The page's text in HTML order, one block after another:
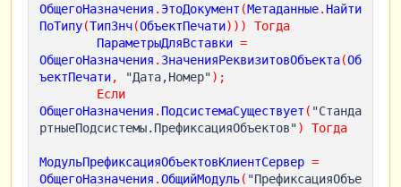
ОбщегоНазначения . ЭтоДокумент (Метаданные. Найти
ПоТипу(ТипЗнч(ОбъектПечати)))
Тогда
ПараметрыДляВставки =
ОбщегоНазначения . ЗначенияРеквизитовОбъекта(Об
ъектПечати, "Дата,Номер");
Если
ОбщегоНазначения . ПодсистемаСуществует ( "Станда
ртныеПодсистемы.ПрефиксацияОбъектов") Тогда
МодульПрефиксацияОбъектовКлиентСервер =
ОбщегоНазначения .ОбщийМодуль( "ПрефиксацияОбъе